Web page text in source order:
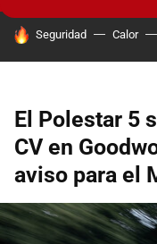
HOY SE HABLA DE
Seguridad Calor
El Polestar 5
CV en
aviso para el